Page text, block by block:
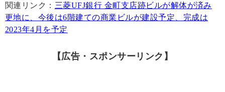
関連リンク： 三菱UFJ銀行 金町支店跡ビルが解体が済み
更地に、今後は6階建ての商業ビルが建設予定、完成は
2023年4月を予定
【広告・スポンサーリンク】